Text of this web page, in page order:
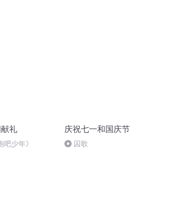
礼
少年》
庆祝七一和国庆节
囚歌